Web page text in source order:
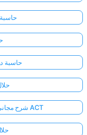
حاسبة
حاسبة
شرح مجاني لإجابات مسائل الرياضيات في اختبار ACT